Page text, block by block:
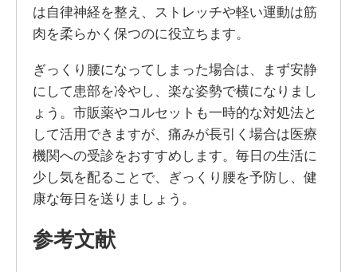
は自律神経を整え、ストレッチや軽い運動は筋
肉を柔らかく保つのに役立ちます。
ぎっくり腰になってしまった場合は、まず安静
にして患部を冷やし、楽な姿勢で横になりまし
ょう。市販薬やコルセットも一時的な対処法と
して活用できますが、痛みが長引く場合は医療
機関への受診をおすすめします。毎日の生活に
少し気を配ることで、ぎっくり腰を予防し、健
康な毎日を送りましょう。
参考文献